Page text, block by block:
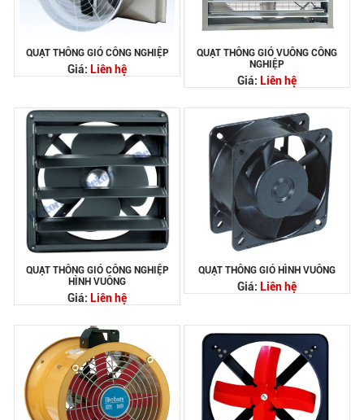
QUẠT THÔNG GIÓ CÔNG NGHIỆP
Giá: Liên hệ
QUẠT THÔNG GIÓ VUÔNG CÔNG
NGHIỆP
Giá: Liên hệ
QUẠT THÔNG GIÓ CÔNG NGHIỆP
HÌNH VUÔNG
Giá: Liên hệ
QUẠT THÔNG GIÓ HÌNH VUÔNG
Giá: Liên hệ